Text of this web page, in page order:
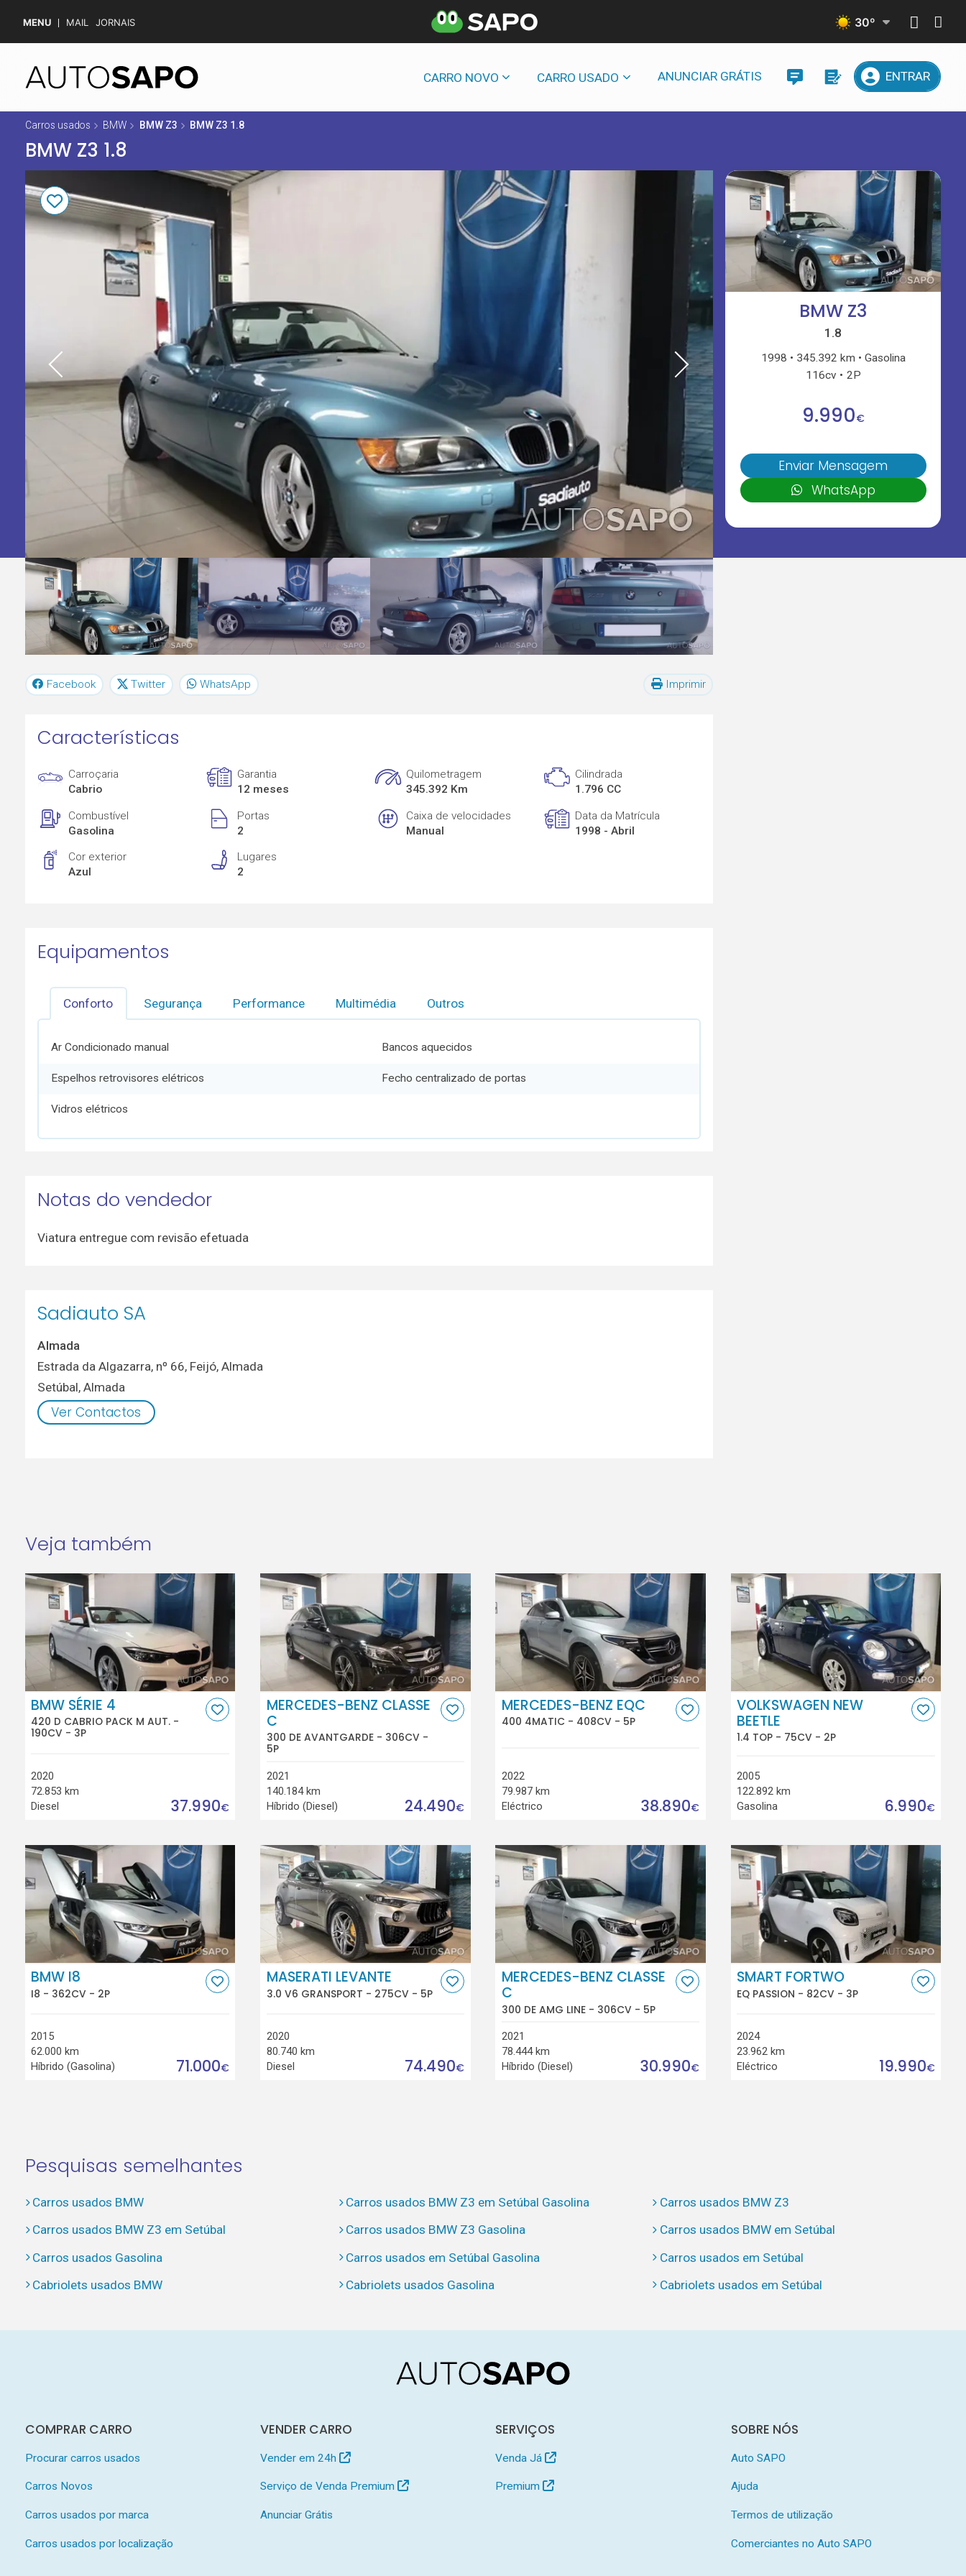
MENU MAIL JORNAIS 30º
CARRO NOVO CARRO USADO ANUNCIAR GRÁTIS ENTRAR
Carros usados BMW BMW Z3 BMW Z3 1.8
BMW Z3 1.8
BMW Z3
1.8
1998 345.392 km
Gasolina
116cv
2P
9.990€
Enviar Mensagem
WhatsApp
Facebook Twitter WhatsApp Imprimir
Características
Carroçaria
Cabrio
Garantia
12 meses
Quilometragem
345.392 Km
Cilindrada
1.796 CC
Combustível
Gasolina
Portas
2
Caixa de velocidades
Manual
Data da Matrícula
1998 - Abril
Cor exterior
Azul
Lugares
2
Equipamentos
Conforto Segurança Performance Multimédia Outros
Ar Condicionado manual Bancos aquecidos
Espelhos retrovisores elétricos Fecho centralizado de portas
Vidros elétricos
Notas do vendedor
Viatura entregue com revisão efetuada
Sadiauto SA
Almada
Estrada da Algazarra, nº 66, Feijó, Almada
Setúbal, Almada
Ver Contactos
Veja também
BMW SÉRIE 4
420 D CABRIO PACK M AUT. -
190CV - 3P
2020
72.853 km
Diesel
37.990€
MERCEDES-BENZ CLASSE
C
300 DE AVANTGARDE - 306CV -
5P
2021
140.184 km
Híbrido (Diesel)
24.490€
MERCEDES-BENZ EQC
400 4MATIC - 408CV - 5P
2022
79.987 km
Eléctrico
38.890€
VOLKSWAGEN NEW
BEETLE
1.4 TOP - 75CV - 2P
2005
122.892 km
Gasolina
6.990€
BMW I8
I8 - 362CV - 2P
2015
62.000 km
Híbrido (Gasolina)
71.000€
MASERATI LEVANTE
3.0 V6 GRANSPORT - 275CV - 5P
2020
80.740 km
Diesel
74.490€
MERCEDES-BENZ CLASSE
C
300 DE AMG LINE - 306CV - 5P
2021
78.444 km
Híbrido (Diesel)
30.990€
SMART FORTWO
EQ PASSION - 82CV - 3P
2024
23.962 km
Eléctrico
19.990€
Pesquisas semelhantes
Carros usados BMW Carros usados BMW Z3 em Setúbal Gasolina
Carros usados BMW Z3
Carros usados BMW Z3 em Setúbal
Carros usados BMW Z3 Gasolina
Carros usados BMW em Setúbal
Carros usados Gasolina
Carros usados em Setúbal Gasolina
Carros usados em Setúbal
Cabriolets usados BMW
Cabriolets usados Gasolina Cabriolets usados em Setúbal
COMPRAR CARRO
Procurar carros usados
Carros Novos
Carros usados por marca
Carros usados por localização
VENDER CARRO
Vender em 24h
Serviço de Venda Premium
Anunciar Grátis
SERVIÇOS
Venda Já
Premium
SOBRE NÓS
Auto SAPO
Ajuda
Termos de utilização
Comerciantes no Auto SAPO